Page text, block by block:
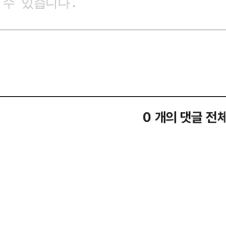
0 개의 댓글 전